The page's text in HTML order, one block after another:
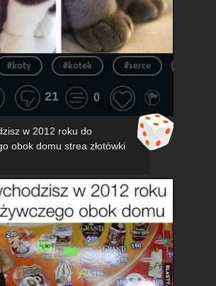
#koty #kotek #serce
21 0
w 2012 roku do
obok domu strea złotówki